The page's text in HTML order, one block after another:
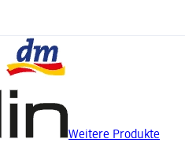
Weitere Produkte